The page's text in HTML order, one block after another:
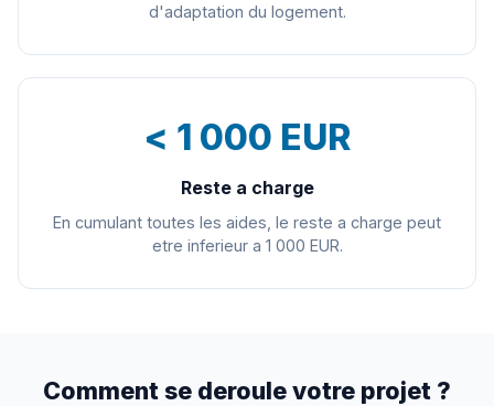
d'adaptation du logement.
< 1 000 EUR
Reste a charge
En cumulant toutes les aides, le reste a charge peut
etre inferieur a 1 000 EUR.
Comment se deroule votre projet ?